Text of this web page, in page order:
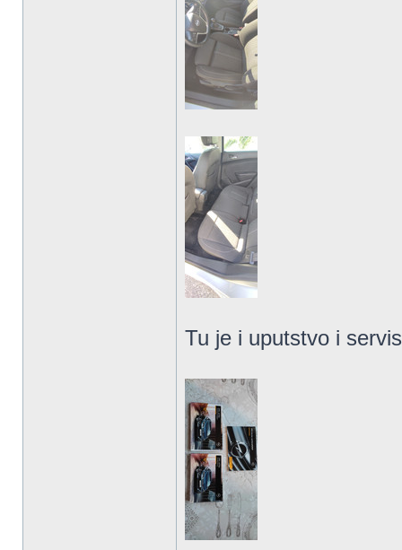
Tu je i uputstvo i